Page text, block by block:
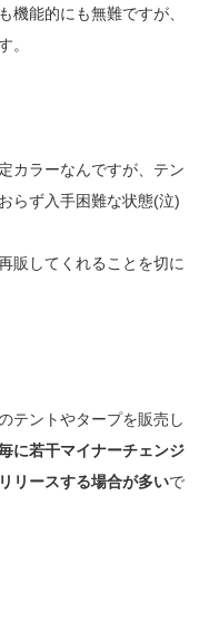
機能的にも無難ですが、
。
カラーなんですが、テン
らず入手困難な状態(泣)
販してくれることを切に
テントやタープを販売し
に若干マイナーチェンジ
リースする場合が多いで